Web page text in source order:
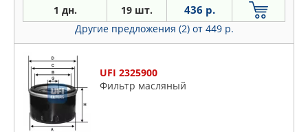
1 дн. 19 шт. 436 р.
Другие предложения (2) от 449 р.
UFI 2325900
Фильтр масляный